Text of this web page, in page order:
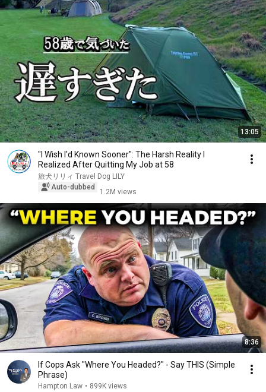
13:05
"I Wish I'd Known Sooner": The Harsh Reality I
Realized After Quitting My Job at 58
旅犬リリィ Travel Dog LILY
Auto-dubbed
1.2M views
8:36
If Cops Ask "Where You Headed?" - Say THIS (Simple
Phrase)
Hampton Law • 899K views